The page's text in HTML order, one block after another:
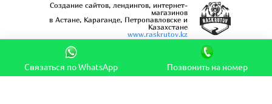
Создание сайтов, лендингов, интернет-
магазинов
в Астане, Караганде, Петропавловске и
Казахстане
www.raskrutov.kz
Связаться по WhatsApp Позвонить на номер